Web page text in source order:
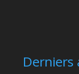
Derniers